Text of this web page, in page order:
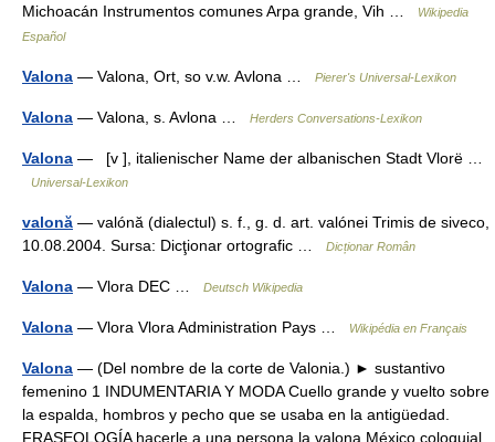
Michoacán Instrumentos comunes Arpa grande, Vih …
Wikipedia
Español
Valona — Valona, Ort, so v.w. Avlona … Pierer's Universal-Lexikon
Valona — Valona, s. Avlona … Herders Conversations-Lexikon
Valona — [v ], italienischer Name der albanischen Stadt Vlorë …
Universal-Lexikon
valonă — valónă (dialectul) s. f., g. d. art. valónei Trimis de siveco,
10.08.2004. Sursa: Dicţionar ortografic …
Dicționar Român
Valona — Vlora DEC … Deutsch Wikipedia
Valona — Vlora Vlora Administration Pays … Wikipédia en Français
Valona — (Del nombre de la corte de Valonia.) ► sustantivo
femenino 1 INDUMENTARIA Y MODA Cuello grande y vuelto sobre
la espalda, hombros y pecho que se usaba en la antigüedad.
FRASEOLOGÍA hacerle a una persona la valona México coloquial